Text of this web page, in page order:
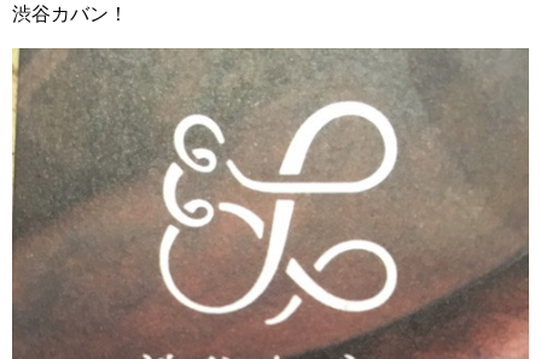
渋谷カバン！